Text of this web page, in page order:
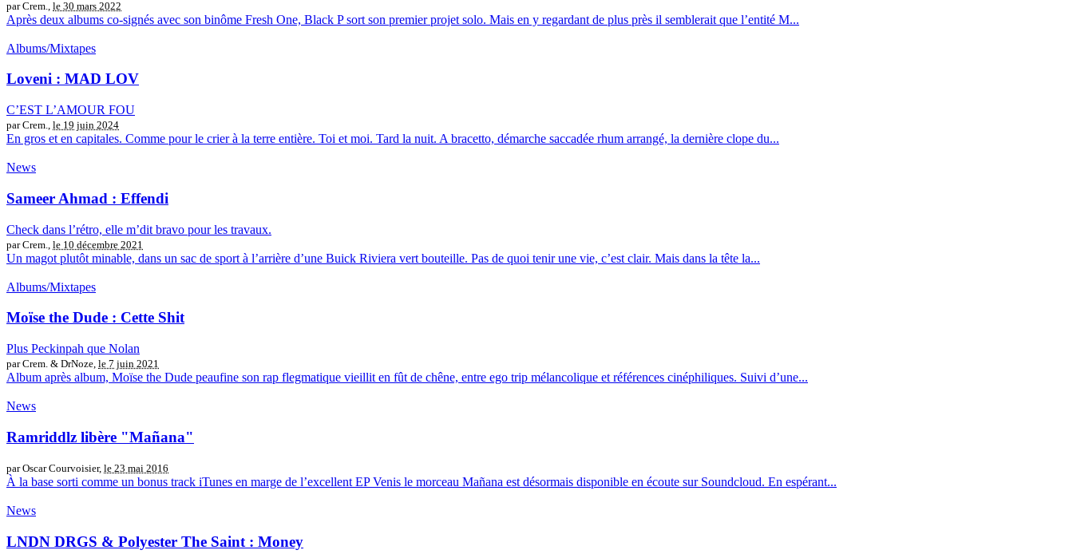
par Crem., le 30 mars 2022
Après deux albums co-signés avec son binôme Fresh One, Black P sort son premier projet solo. Mais en y regardant de plus près il semblerait que l’entité M...
Albums/Mixtapes
Loveni : MAD LOV
C’EST L’AMOUR FOU
par Crem., le 19 juin 2024
En gros et en capitales. Comme pour le crier à la terre entière. Toi et moi. Tard la nuit. A bracetto, démarche saccadée rhum arrangé, la dernière clope du...
News
Sameer Ahmad : Effendi
Check dans l’rétro, elle m’dit bravo pour les travaux.
par Crem., le 10 décembre 2021
Un magot plutôt minable, dans un sac de sport à l’arrière d’une Buick Riviera vert bouteille. Pas de quoi tenir une vie, c’est clair. Mais dans la tête la...
Albums/Mixtapes
Moïse the Dude : Cette Shit
Plus Peckinpah que Nolan
par Crem. & DrNoze, le 7 juin 2021
Album après album, Moïse the Dude peaufine son rap flegmatique vieillit en fût de chêne, entre ego trip mélancolique et références cinéphiliques. Suivi d’une...
News
Ramriddlz libère "Mañana"
par Oscar Courvoisier, le 23 mai 2016
À la base sorti comme un bonus track iTunes en marge de l’excellent EP Venis le morceau Mañana est désormais disponible en écoute sur Soundcloud. En espérant...
News
LNDN DRGS & Polyester The Saint : Money